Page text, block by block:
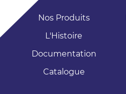
Nos Produits
L'Histoire
Documentation
Catalogue